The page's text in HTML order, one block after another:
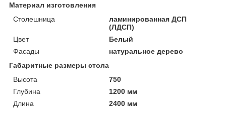
Материал изготовления
Столешница
ламинированная ДСП
(ЛДСП)
Цвет
Белый
Фасады
натуральное дерево
Габаритные размеры стола
Высота
750
Глубина
1200 мм
Длина
2400 мм